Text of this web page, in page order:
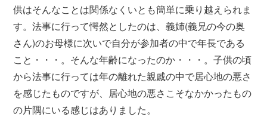
供はそんなことは関係なくいとも簡単に乗り越えられま
す。法事に行って愕然としたのは、義姉(義兄の今の奥
さん)のお母様に次いで自分が参加者の中で年長である
こと・・・。そんな年齢になったのか・・・。子供の頃
から法事に行っては年の離れた親戚の中で居心地の悪さ
を感じたものですが、居心地の悪さこそなかかったもの
の片隅にいる感じはありました。